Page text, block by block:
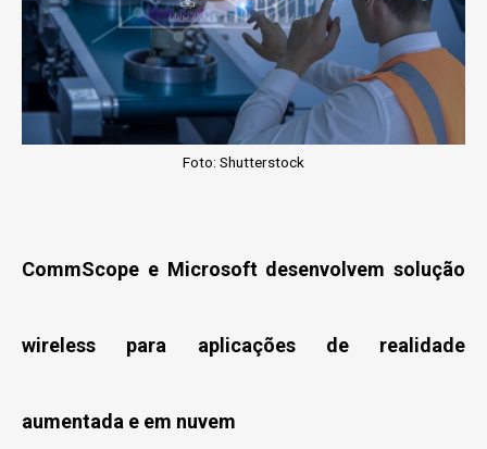
Foto: Shutterstock
CommScope e Microsoft desenvolvem solução
wireless para aplicações de realidade
aumentada e em nuvem